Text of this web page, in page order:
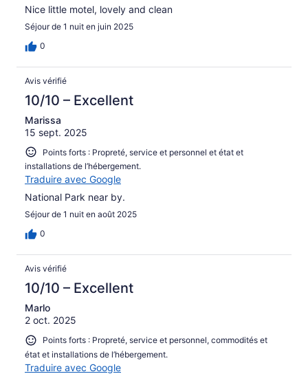
Nice little motel, lovely and clean
Séjour de 1 nuit en juin 2025
0
Avis vérifié
10/10 – Excellent
Marissa
15 sept. 2025
Points forts : Propreté, service et personnel et état et
installations de l’hébergement.
Traduire avec Google
National Park near by.
Séjour de 1 nuit en août 2025
0
Avis vérifié
10/10 – Excellent
Marlo
2 oct. 2025
Points forts : Propreté, service et personnel, commodités et
état et installations de l’hébergement.
Traduire avec Google